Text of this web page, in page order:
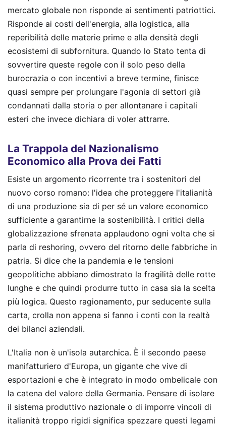
mercato globale non risponde ai sentimenti patriottici.
Risponde ai costi dell'energia, alla logistica, alla
reperibilità delle materie prime e alla densità degli
ecosistemi di subfornitura. Quando lo Stato tenta di
sovvertire queste regole con il solo peso della
burocrazia o con incentivi a breve termine, finisce
quasi sempre per prolungare l'agonia di settori già
condannati dalla storia o per allontanare i capitali
esteri che invece dichiara di voler attrarre.
La Trappola del Nazionalismo
Economico alla Prova dei Fatti
Esiste un argomento ricorrente tra i sostenitori del
nuovo corso romano: l'idea che proteggere l'italianità
di una produzione sia di per sé un valore economico
sufficiente a garantirne la sostenibilità. I critici della
globalizzazione sfrenata applaudono ogni volta che si
parla di reshoring, ovvero del ritorno delle fabbriche in
patria. Si dice che la pandemia e le tensioni
geopolitiche abbiano dimostrato la fragilità delle rotte
lunghe e che quindi produrre tutto in casa sia la scelta
più logica. Questo ragionamento, pur seducente sulla
carta, crolla non appena si fanno i conti con la realtà
dei bilanci aziendali.
L'Italia non è un'isola autarchica. È il secondo paese
manifatturiero d'Europa, un gigante che vive di
esportazioni e che è integrato in modo ombelicale con
la catena del valore della Germania. Pensare di isolare
il sistema produttivo nazionale o di imporre vincoli di
italianità troppo rigidi significa spezzare questi legami